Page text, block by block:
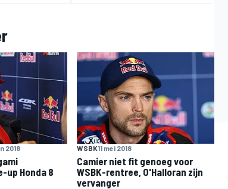
2018
up Honda 8
WSBK11 mei 2018
Camier niet fit genoeg voor
WSBK-rentree, O'Halloran zijn
vervanger